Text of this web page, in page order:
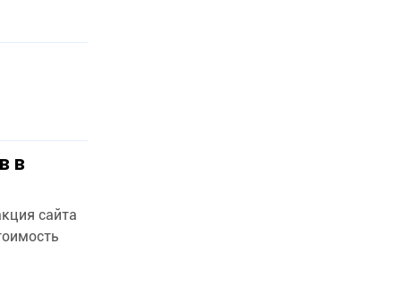
в
сайта